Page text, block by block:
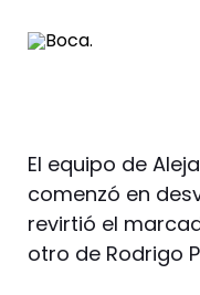
El equipo de
comenzó en
revirtió el
otro de Rodrigo